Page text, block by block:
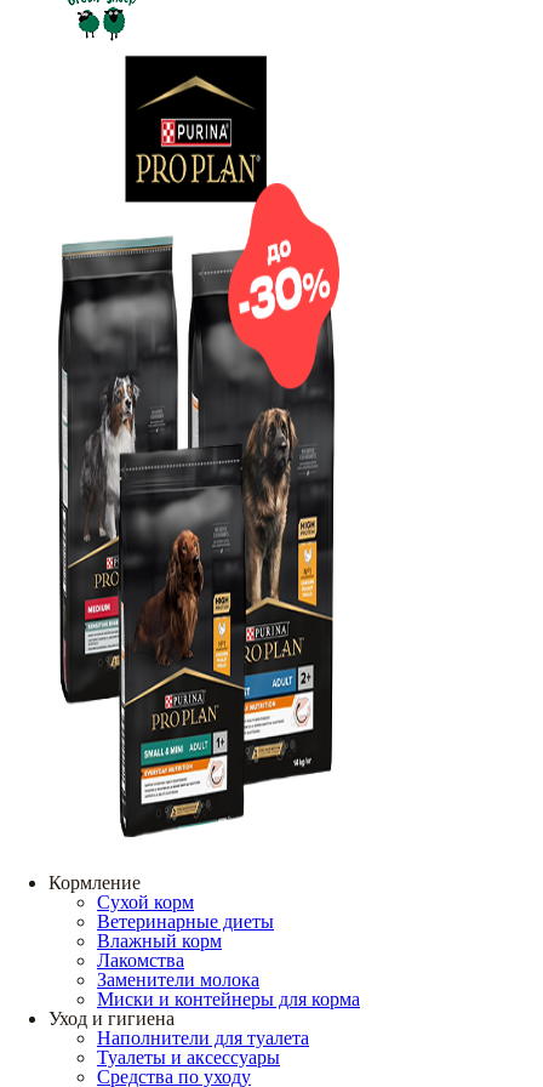
Кормление
Сухой корм
Ветеринарные диеты
Влажный корм
Лакомства
Заменители молока
Миски и контейнеры для корма
Уход и гигиена
Наполнители для туалета
Туалеты и аксессуары
Средства по уходу